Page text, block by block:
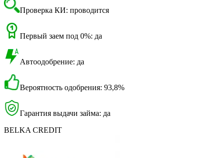
Проверка КИ: проводится
Первый заем под 0%: да
Автоодобрение: да
Вероятность одобрения: 93,8%
Гарантия выдачи займа: да
BELKA CREDIT